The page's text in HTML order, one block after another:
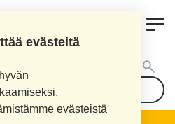
evästeitä
evästeistä